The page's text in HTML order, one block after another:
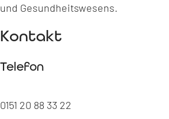
und Gesundheitswesens.
Kontakt
Telefon
0151 20 88 33 22